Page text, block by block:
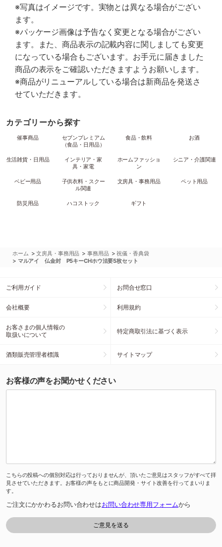
※写真はイメージです。実物とは異なる場合がござい
ます。
※パッケージ画像は予告なく変更となる場合がござい
ます。また、商品表示の記載内容に関しましても変更
になっている場合もございます。お手元に届きました
商品の表示をご確認いただきますようお願いします。
※商品がリニューアルしている場合は新商品を発送さ
せていただきます。
カテゴリーから探す
催事商品
セブンプレミアム
（食品・日用品）
食品・飲料 お酒
生活雑貨・日用品
インテリア・家
具・家電
ホームファッショ
ン
シニア・介護関連
ベビー用品
子供衣料・スクー
ル関連
文房具・事務用品 ペット用品
防災用品 ハコストック ギフト
ホーム >文房具・事務用品 >事務用品 >祝儀・香典袋
> マルアイ 仏金封 P5キーCHホウ法要5枚セット
ご利用ガイド お問合せ窓口
会社概要 利用規約
お客さまの個人情報の
取扱いについて
特定商取引法に基づく表示
酒類販売管理者標識 サイトマップ
お客様の声をお聞かせください
こちらの投稿への個別対応は行っておりませんが、頂いたご意見はスタッフがすべて拝
見させていただきます。お客様の声をもとに商品開発・サイト改善を行ってまいりま
す。
ご注文にかかわるお問い合わせはお問い合わせ専用フォームから